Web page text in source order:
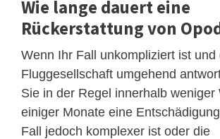
Wie lange dauert eine
Rückerstattung von
Wenn Ihr Fall unkompliziert ist und
Fluggesellschaft umgehend
Sie in der Regel innerhalb weniger
einiger Monate eine
Fall jedoch komplexer ist oder die